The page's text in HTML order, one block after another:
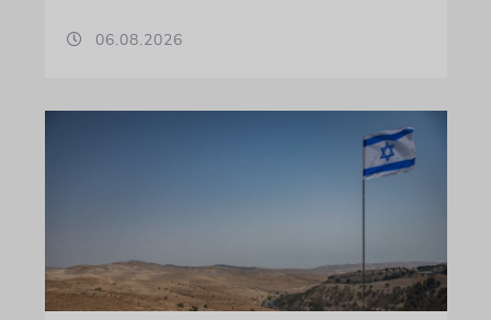
06.08.2026